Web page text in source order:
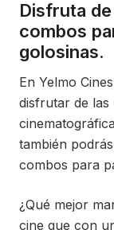
Disfruta
combos
golosinas.
En Yelmo
disfrutar de las
también
combos para
¿Qué mejor
cine que con